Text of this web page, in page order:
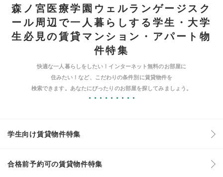
森ノ宮医療学園ウェルランゲージスク
ール周辺で一人暮らしする学生・大学
生必見の賃貸マンション・アパート物
件特集
快適な一人暮らしをしたい！インターネット無料のお部屋に
住みたい！など、こだわりの条件別に賃貸物件を
検索できます。あなたにぴったりのお部屋を探してみましょう。
学生向け賃貸物件特集
合格前予約可の賃貸物件特集